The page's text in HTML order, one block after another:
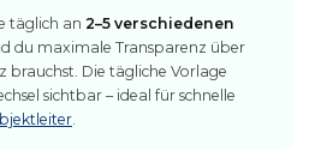
täglich an 2–5 verschiedenen
du maximale Transparenz über
brauchst. Die tägliche Vorlage
sichtbar – ideal für schnelle
.